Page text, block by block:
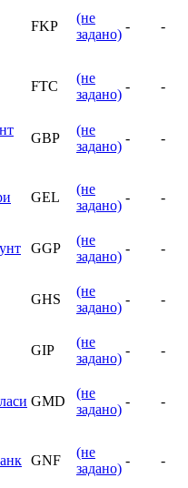
FKP
(не
задано)
- -
FTC
(не
задано)
- -
GBP
(не
задано)
- -
GEL
(не
задано)
- -
GGP
(не
задано)
- -
GHS
(не
задано)
- -
GIP
(не
задано)
- -
GMD
(не
задано)
- -
GNF
(не
задано)
- -